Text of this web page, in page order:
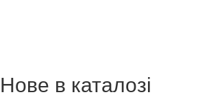
Нове в каталозі